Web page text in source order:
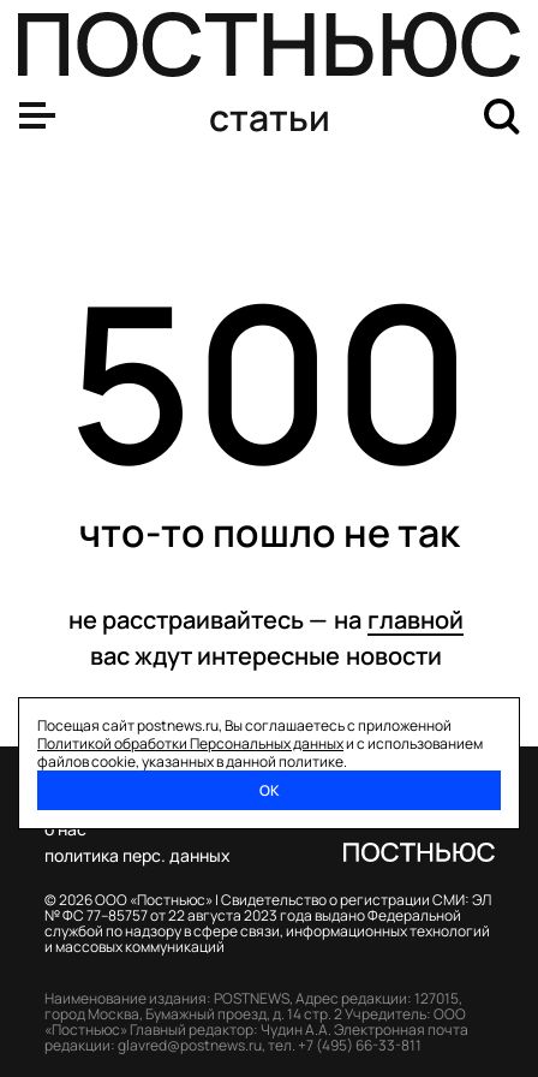
статьи
500
что-то пошло не так
не расстраивайтесь — на главной
вас ждут интересные новости
Посещая сайт postnews.ru, Вы соглашаетесь с приложенной
Политикой обработки Персональных данныхи с использованием
файлов cookie, указанных в данной политике.
ОК
© 2026 ООО «Постньюс» |Свидетельство о регистрации СМИ: ЭЛ
№ ФС 77–85757 от 22 августа 2023 года выдано Федеральной
службой по надзору в сфере связи, информационных технологий
и массовых коммуникаций
о нас
политика перс. данных
Наименование издания: POSTNEWS,Адрес редакции: 127015,
город Москва, Бумажный проезд, д. 14 стр. 2Учредитель: ООО
«Постньюс» Главный редактор: Чудин А.А.Электронная почта
редакции:glavred@postnews.ru,тел. +7 (495) 66-33-811